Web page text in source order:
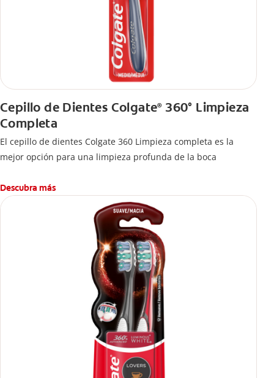
Cepillo de Dientes Colgate®360° Limpieza
Completa
El cepillo de dientes Colgate 360 Limpieza completa es la
mejor opción para una limpieza profunda de la boca
Descubra más